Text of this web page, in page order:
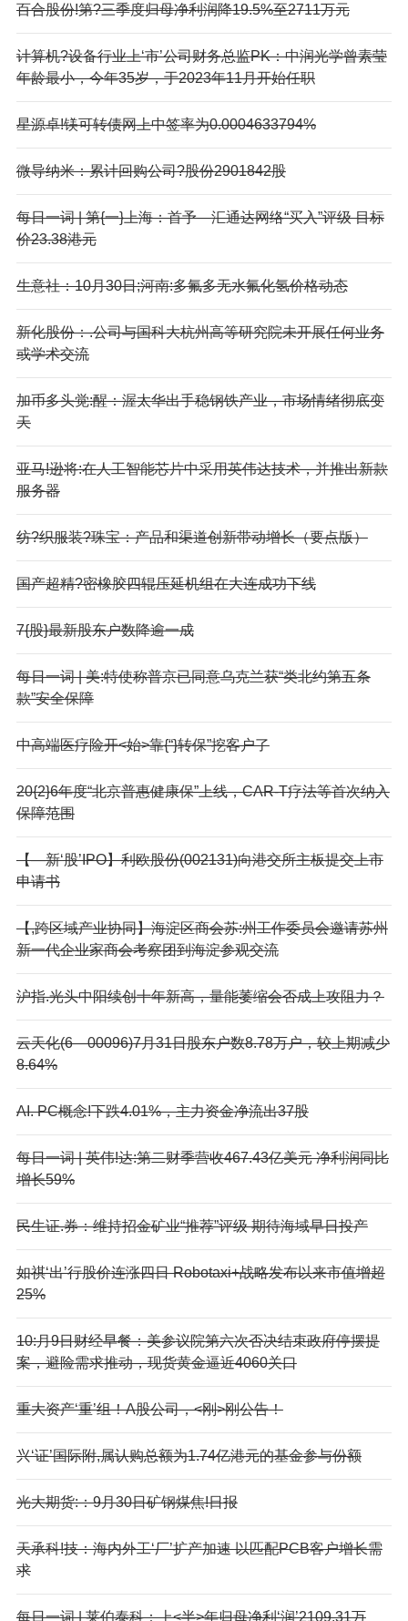
百合股份!第?三季度归母净利润降19.5%至2711万元
计算机?设备行业上‘市’公司财务总监PK：中润光学曾素莹
年龄最小，今年35岁，于2023年11月开始任职
星源卓!镁可转债网上中签率为0.0004633794%
微导纳米：累计回购公司?股份2901842股
每日一词 | 第{一}上海：首予—汇通达网络“买入”评级 目标
价23.38港元
生意社：10月30日;河南:多氟多无水氟化氢价格动态
新化股份：.公司与国科大杭州高等研究院未开展任何业务
或学术交流
加币多头觉:醒：渥太华出手稳钢铁产业，市场情绪彻底变
天
亚马!逊将:在人工智能芯片中采用英伟达技术，并推出新款
服务器
纺?织服装?珠宝：产品和渠道创新带动增长（要点版）
国产超精?密橡胶四辊压延机组在大连成功下线
7{股}最新股东户数降逾一成
每日一词 | 美:特使称普京已同意乌克兰获“类北约第五条
款”安全保障
中高端医疗险开<始>靠{“}转保”挖客户了
20{2}6年度“北京普惠健康保”上线，CAR-T疗法等首次纳入
保障范围
【—新‘股’IPO】利欧股份(002131)向港交所主板提交上市
申请书
【,跨区域产业协同】海淀区商会苏:州工作委员会邀请苏州
新一代企业家商会考察团到海淀参观交流
沪指.光头中阳续创十年新高，量能萎缩会否成上攻阻力？
云天化(6—00096)7月31日股东户数8.78万户，较上期减少
8.64%
AI. PC概念!下跌4.01%，主力资金净流出37股
每日一词 | 英伟!达:第二财季营收467.43亿美元 净利润同比
增长59%
民生证.券：维持招金矿业“推荐”评级 期待海域早日投产
如祺‘出’行股价连涨四日 Robotaxi+战略发布以来市值增超
25%
10:月9日财经早餐：美参议院第六次否决结束政府停摆提
案，避险需求推动，现货黄金逼近4060关口
重大资产‘重’组！A股公司，<刚>刚公告！
兴‘证’国际附,属认购总额为1.74亿港元的基金参与份额
光大期货:：9月30日矿钢煤焦!日报
天承科!技：海内外工‘厂’扩产加速 以匹配PCB客户增长需
求
每日一词 | 莱伯泰科：上<半>年归母净利‘润’2109.31万